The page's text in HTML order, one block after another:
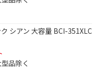
シアン 大容量 BCI-351XLC
品除く
で絞り込む